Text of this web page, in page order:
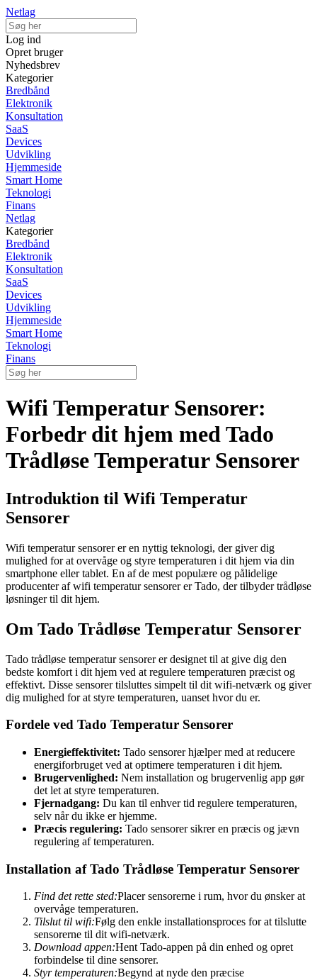
Netlag
Log ind
Opret bruger
Nyhedsbrev
Kategorier
Bredbånd
Elektronik
Konsultation
SaaS
Devices
Udvikling
Hjemmeside
Smart Home
Teknologi
Finans
Netlag
Kategorier
Bredbånd
Elektronik
Konsultation
SaaS
Devices
Udvikling
Hjemmeside
Smart Home
Teknologi
Finans
Wifi Temperatur Sensorer:
Forbedr dit hjem med Tado
Trådløse Temperatur Sensorer
Introduktion til Wifi Temperatur
Sensorer
Wifi temperatur sensorer er en nyttig teknologi, der giver dig
mulighed for at overvåge og styre temperaturen i dit hjem via din
smartphone eller tablet. En af de mest populære og pålidelige
producenter af wifi temperatur sensorer er Tado, der tilbyder trådløse
løsninger til dit hjem.
Om Tado Trådløse Temperatur Sensorer
Tado trådløse temperatur sensorer er designet til at give dig den
bedste komfort i dit hjem ved at regulere temperaturen præcist og
effektivt. Disse sensorer tilsluttes simpelt til dit wifi-netværk og giver
dig mulighed for at styre temperaturen, uanset hvor du er.
Fordele ved Tado Temperatur Sensorer
Energieffektivitet: Tado sensorer hjælper med at reducere
energiforbruget ved at optimere temperaturen i dit hjem.
Brugervenlighed: Nem installation og brugervenlig app gør
det let at styre temperaturen.
Fjernadgang: Du kan til enhver tid regulere temperaturen,
selv når du ikke er hjemme.
Præcis regulering: Tado sensorer sikrer en præcis og jævn
regulering af temperaturen.
Installation af Tado Trådløse Temperatur Sensorer
Find det rette sted:Placer sensorerne i rum, hvor du ønsker at
overvåge temperaturen.
Tilslut til wifi:Følg den enkle installationsproces for at tilslutte
sensorerne til dit wifi-netværk.
Download appen:Hent Tado-appen på din enhed og opret
forbindelse til dine sensorer.
Styr temperaturen:Begynd at nyde den præcise